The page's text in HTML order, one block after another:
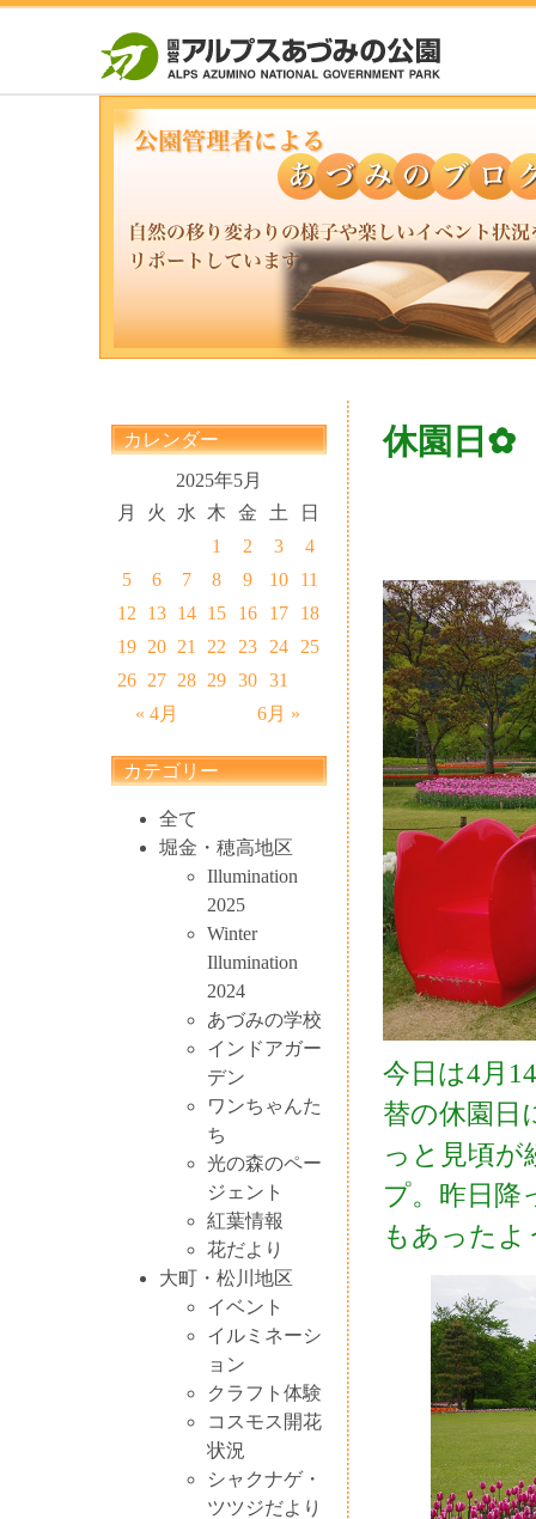
カレンダー
2025年5月
月
火 水 木 金 土 日
« 4月 6月 »
1 2 3
4
5
6 7 8 9 10
11
12
13 14 15 16 17
18
19 20 21 22 23 24
25
26 27 28 29 30 31
カテゴリー
全て
堀金・穂高地区
Illumination
2025
Winter
Illumination
2024
あづみの学校
インドアガー
デン
ワンちゃんた
ち
光の森のペー
ジェント
紅葉情報
花だより
大町・松川地区
イベント
イルミネーシ
ョン
クラフト体験
コスモス開花
状況
シャクナゲ・
ツツジだより
休園日✿
今日は4月
替の休園日
っと見頃が
プ。昨日降
もあったよ